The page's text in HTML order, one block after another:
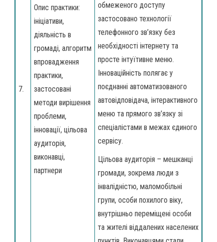
7.
Опис практики:
ініціативи,
діяльність в
громаді, алгоритм
впровадження
практики,
застосовані
методи вирішення
проблеми,
інновації, цільова
аудиторія,
виконавці,
партнери
обмеженого доступу
застосовано технології
телефонного зв’язку без
необхідності інтернету та
просте інтуїтивне меню.
Інноваційність полягає у
поєднанні автоматизованого
автовідповідача, інтерактивного
меню та прямого зв’язку зі
спеціалістами в межах єдиного
сервісу.
Цільова аудиторія – мешканці
громади, зокрема люди з
інвалідністю, маломобільні
групи, особи похилого віку,
внутрішньо переміщені особи
та жителі віддалених населених